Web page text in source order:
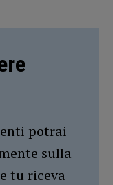
potrai
sulla
tu riceva